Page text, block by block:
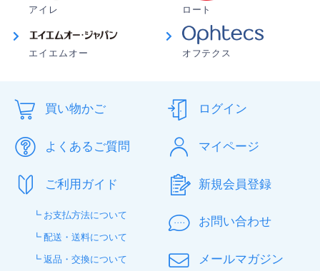
アイレ ロート
エイエムオー オフテクス
買い物かご
よくあるご質問
ご利用ガイド
┗ お支払方法について
┗ 配送・送料について
┗ 返品・交換について
ログイン
マイページ
新規会員登録
お問い合わせ
メールマガジン